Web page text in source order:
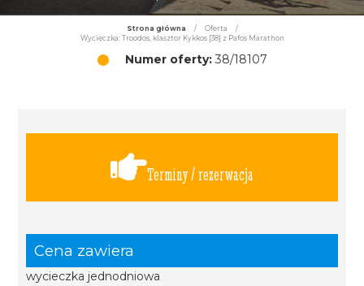
Strona główna / Oferta
/
Wycieczka: Troodos, klasztor Kykkos [38] z Pafos Marathon
Numer oferty:38/18107
Terminy / rezerwacja
Cena zawiera
wycieczka jednodniowa